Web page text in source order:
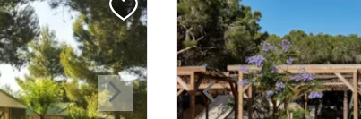
Next Previous